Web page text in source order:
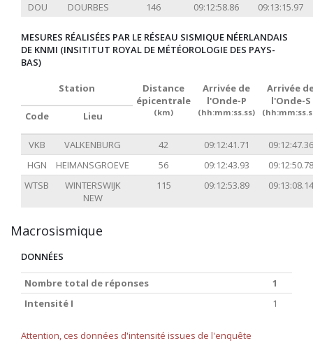
DOU
DOURBES 146 09:12:58.86 09:13:15.97
MESURES RÉALISÉES PAR LE RÉSEAU SISMIQUE NÉERLANDAIS
DE KNMI (INSITITUT ROYAL DE MÉTÉOROLOGIE DES PAYS-
BAS)
Station
Distance
épicentrale
(km)
Arrivée de
l'Onde-P
(hh:mm:ss.ss)
Arrivée
l'Onde-S
Code Lieu
VKB VALKENBURG 42 09:12:41.71
09:12:47.36
HGN
HEIMANSGROEVE 56 09:12:43.93
09:12:50.78
WTSB
WINTERSWIJK
NEW
115 09:12:53.89 09:13:08.14
Macrosismique
DONNÉES
Nombre total de réponses
1
Intensité I
1
Attention, ces données d'intensité issues de l'enquête